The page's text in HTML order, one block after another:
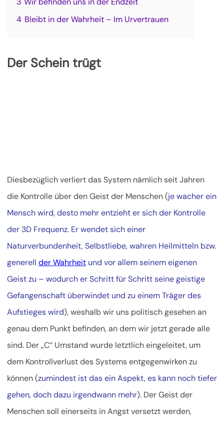
4 Bleibt in der Wahrheit – Im Urvertrauen
Der Schein trügt
Diesbezüglich verliert das System nämlich seit Jahren
die Kontrolle über den Geist der Menschen (je wacher ein
Mensch wird, desto mehr entzieht er sich der Kontrolle
der 3D Frequenz. Er wendet sich einer
Naturverbundenheit, Selbstliebe, wahren Heilmitteln bzw.
generell der Wahrheit und vor allem seinem eigenen
Geist zu – wodurch er Schritt für Schritt seine geistige
Gefangenschaft überwindet und zu einem Träger des
Aufstieges wird), weshalb wir uns politisch gesehen an
genau dem Punkt befinden, an dem wir jetzt gerade alle
sind. Der „C“ Umstand wurde letztlich eingeleitet, um
dem Kontrollverlust des Systems entgegenwirken zu
können (zumindest ist das ein Aspekt, es kann noch tiefer
gehen, doch dazu irgendwann mehr). Der Geist der
Menschen soll einerseits in Angst versetzt werden,